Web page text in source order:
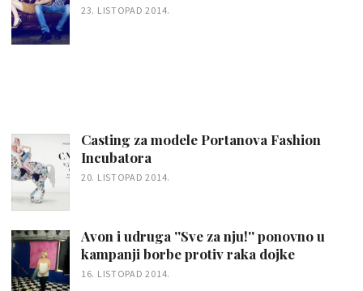
23. LISTOPAD 2014.
Casting za modele Portanova Fashion
Incubatora
20. LISTOPAD 2014.
Avon i udruga ''Sve za nju!'' ponovno u
kampanji borbe protiv raka dojke
16. LISTOPAD 2014.